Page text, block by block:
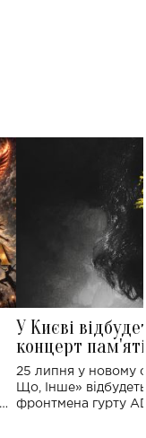
У Києві
концерт
Клименка:
виконають
25 липня у новому
Що, Інше»
фронтмена гурту